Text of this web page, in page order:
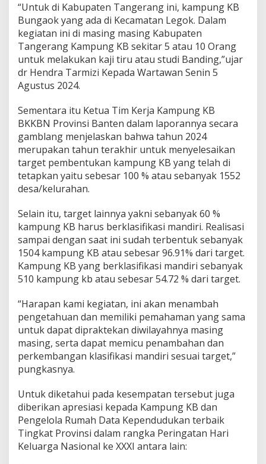
i
t
a
s
d
a
n
P
m
b
i
n
a
a
y
a
g
D
g
e
l
a
r
K
K
B
N
B
a
e
n
“Untuk di Kabupaten Tangerang ini, kampung KB
Bungaok yang ada di Kecamatan Legok. Dalam
kegiatan ini di masing masing Kabupaten
Tangerang Kampung KB sekitar 5 atau 10 Orang
untuk melakukan kaji tiru atau studi Banding,”ujar
dr Hendra Tarmizi Kepada Wartawan Senin 5
Agustus 2024.
Sementara itu Ketua Tim Kerja Kampung KB
BKKBN Provinsi Banten dalam laporannya secara
gamblang menjelaskan bahwa tahun 2024
merupakan tahun terakhir untuk menyelesaikan
target pembentukan kampung KB yang telah di
tetapkan yaitu sebesar 100 % atau sebanyak 1552
desa/kelurahan.
Selain itu, target lainnya yakni sebanyak 60 %
kampung KB harus berklasifikasi mandiri. Realisasi
sampai dengan saat ini sudah terbentuk sebanyak
1504 kampung KB atau sebesar 96.91% dari target.
Kampung KB yang berklasifikasi mandiri sebanyak
510 kampung kb atau sebesar 54.72 % dari target.
“Harapan kami kegiatan, ini akan menambah
pengetahuan dan memiliki pemahaman yang sama
untuk dapat dipraktekan diwilayahnya masing
masing, serta dapat memicu penambahan dan
perkembangan klasifikasi mandiri sesuai target,”
pungkasnya.
Untuk diketahui pada kesempatan tersebut juga
diberikan apresiasi kepada Kampung KB dan
Pengelola Rumah Data Kependudukan terbaik
Tingkat Provinsi dalam rangka Peringatan Hari
Keluarga Nasional ke XXXI antara lain: